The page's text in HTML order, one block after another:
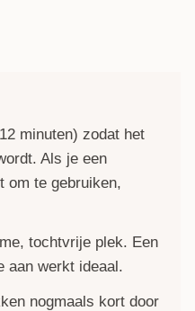
minuten) zodat het
Als je een
om te gebruiken,
tochtvrije plek. Een
aan werkt ideaal.
nogmaals kort door